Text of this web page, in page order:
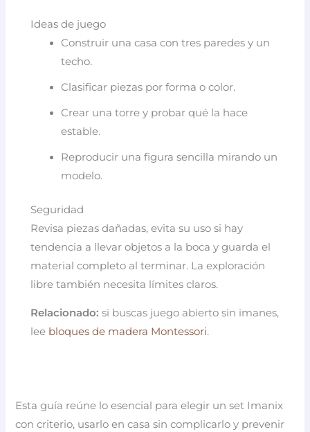
Ideas de juego
Construir una casa con tres paredes y un
techo.
Clasificar piezas por forma o color.
Crear una torre y probar qué la hace
estable.
Reproducir una figura sencilla mirando un
modelo.
Seguridad
Revisa piezas dañadas, evita su uso si hay
tendencia a llevar objetos a la boca y guarda el
material completo al terminar. La exploración
libre también necesita límites claros.
Relacionado: si buscas juego abierto sin imanes,
lee bloques de madera Montessori.
Esta guía reúne lo esencial para elegir un set Imanix
con criterio, usarlo en casa sin complicarlo y prevenir